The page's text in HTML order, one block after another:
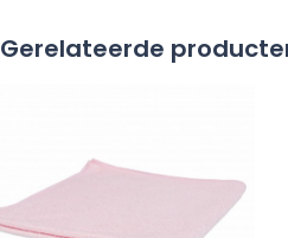
Gerelateerde